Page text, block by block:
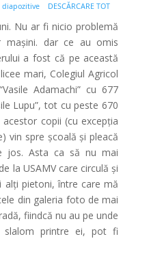
diapozitive DESCĂRCARE TOT
Nu ar fi nicio problemă
dar ce au omis
a fost că pe această
mari, Colegiul Agricol
Adamachi” cu 677
Lupu”, tot cu peste 670
copii (cu excepția
vin spre școală și pleacă
jos. Asta ca să nu mai
la USAMV care circulă și
alți pietoni, între care mă
din galeria foto de mai
fiindcă nu au pe unde
slalom printre ei, pot fi